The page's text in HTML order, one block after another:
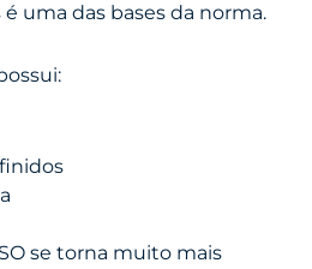
uma das bases da norma.
se torna muito mais